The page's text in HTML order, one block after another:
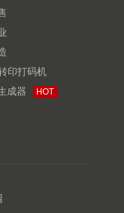
印打码机
成器 HOT